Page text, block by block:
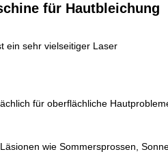
für Hautbleichung
ein sehr vielseitiger Laser
für oberflächliche
wie Sommersprossen,